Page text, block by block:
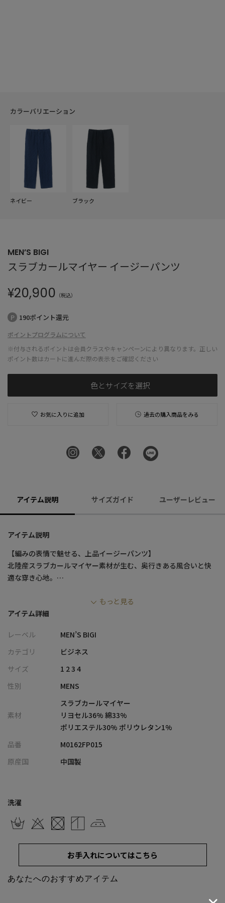
カラーバリエーション
ネイビー ブラック
MEN’S BIGI
スラブカールマイヤー イージーパンツ
¥20,900 （税込）
190ポイント還元
ポイントプログラムについて
※付与されるポイントは会員クラスやキャンペーンにより異なります。正しい
ポイント数はカートに進んだ際の表示をご確認ください
色とサイズを選択
お気に入りに追加 過去の購入商品をみる
アイテム説明 サイズガイド ユーザーレビュー
アイテム説明
【編みの表情で魅せる、上品イージーパンツ】
北陸産スラブカールマイヤー素材が生む、奥行きある風合いと快
適な穿き心地。
品でも活躍する一本です。
スラブ糸を使用し、独特の凹凸感とソフトな風合いで編み上げた
カールマイヤー素材を採用。
横糸に綿スラブを入れることで、無地ライクでありながら柄のよ
うな奥行きある表情を生み出しています。
軽やかさと上品さを兼ね備えた、メンズビギらしい素材感が魅力
です。
ウエストは総ゴム仕様のイージーパンツ設計。
適度なゆとりを持たせたリラックス感のある穿き心地ながら、裾
【ディテール】
ストレスフリーな着用感と、きれい見えを両立したバランスの良
い一本。
同素材のジャケットと合わせれば、統一感のある上品なセットア
ップスタイルもお楽しみいただけます。
同色同素材ジャケット：M0162UTR015
もっと見る
アイテム詳細
レーベル
MEN’S BIGI
カテゴリ
ビジネス
サイズ
1 2 3 4
性別
MENS
素材
スラブカールマイヤー
リヨセル36% 綿33%
ポリエステル30% ポリウレタン1%
品番
M0162FP015
原産国
中国製
洗濯
お手入れについてはこちら
あなたへのおすすめアイテム